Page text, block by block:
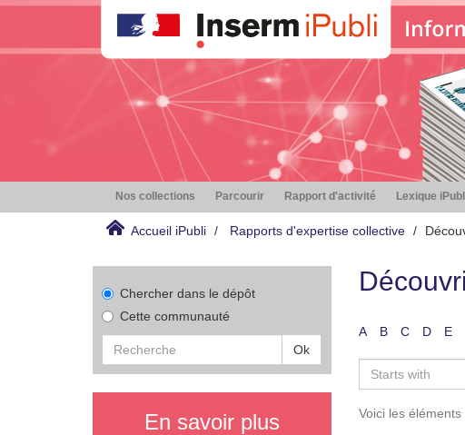
Nos collections Parcourir Rapport d'activité Lexique
Accueil iPubli Rapports d'expertise collective
Chercher dans le dépôt
Cette communauté
Ok
En savoir plus
A B C D E
Voici les éléments